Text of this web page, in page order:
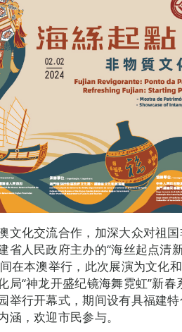
文化交流合作，加深大众对祖
省人民政府主办的“海丝起点
在本澳举行，此次展演为文化
局“神龙开盛纪镜海舞霓虹”新
举行开幕式，期间设有具福建
涵，欢迎市民参与。